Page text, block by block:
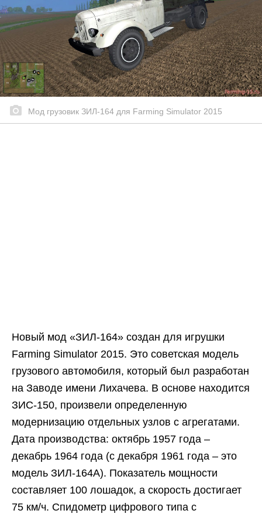
Мод грузовик ЗИЛ-164 для Farming Simulator 2015
Новый мод «ЗИЛ-164» создан для игрушки
Farming Simulator 2015. Это советская модель
грузового автомобиля, который был разработан
на Заводе имени Лихачева. В основе находится
ЗИС-150, произвели определенную
модернизацию отдельных узлов с агрегатами.
Дата производства: октябрь 1957 года –
декабрь 1964 года (с декабря 1961 года – это
модель ЗИЛ-164А). Показатель мощности
составляет 100 лошадок, а скорость достигает
75 км/ч. Спидометр цифрового типа с